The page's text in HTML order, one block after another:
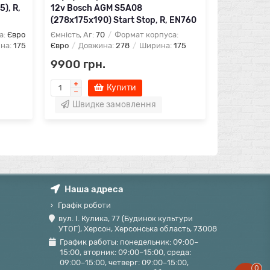
R,
Євро
175
12v Bosch AGM S5A08
(278х175х190) Start Stop, R, EN760
Ємність, Аг: 70
Формат корпуса:
Євро
Довжина: 278 Ширина: 175
9900 грн.
Купити
Швидке замовлення
Наша адреса
Графік роботи
вул. І. Кулика, 77 (Будинок культури
УТОГ), Херсон, Херсонська область, 73008
График работы: понедельник: 09:00–
15:00, вторник: 09:00–15:00, среда:
09:00–15:00, четверг: 09:00–15:00,
0